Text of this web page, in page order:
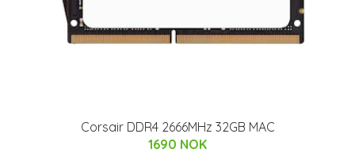
Corsair DDR4 2666MHz 32GB MAC
1690 NOK